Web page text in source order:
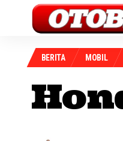
BERITA MOBIL